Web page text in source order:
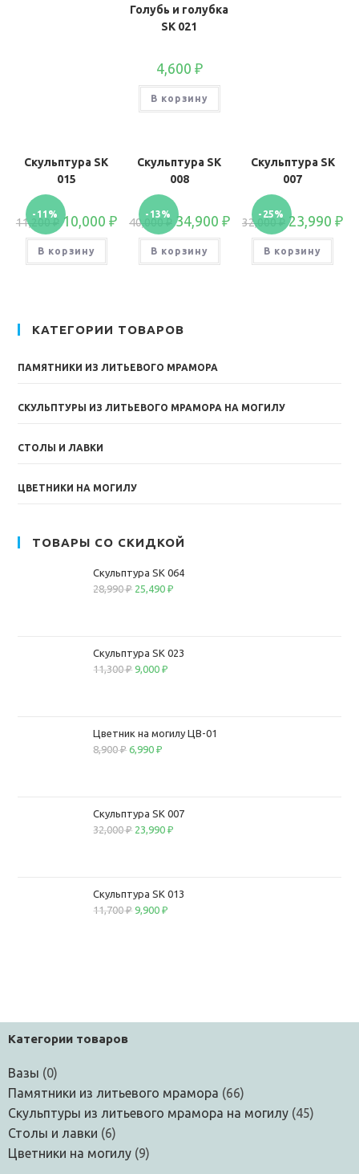
Голубь и голубка
SK 021
4,600 ₽
В корзину
-11%
Скульптура SK
015
11,200 10,000 ₽
В корзину
-13%
Скульптура SK
008
40,000 34,900 ₽
В корзину
-25%
Скульптура SK
007
32,000 23,990₽
В корзину
КАТЕГОРИИ ТОВАРОВ
ПАМЯТНИКИ ИЗ ЛИТЬЕВОГО МРАМОРА
СКУЛЬПТУРЫ ИЗ ЛИТЬЕВОГО МРАМОРА НА МОГИЛУ
СТОЛЫ И ЛАВКИ
ЦВЕТНИКИ НА МОГИЛУ
ТОВАРЫ СО СКИДКОЙ
Скульптура SK 064
28,990₽ 25,490₽
Скульптура SK 023
11,300₽ 9,000₽
Цветник на могилу ЦВ-01
8,900₽ 6,990₽
Скульптура SK 007
32,000₽ 23,990₽
Скульптура SK 013
11,700₽ 9,900₽
Категории товаров
Вазы (0)
Памятники из литьевого мрамора (66)
Скульптуры из литьевого мрамора на могилу (45)
Столы и лавки (6)
Цветники на могилу (9)